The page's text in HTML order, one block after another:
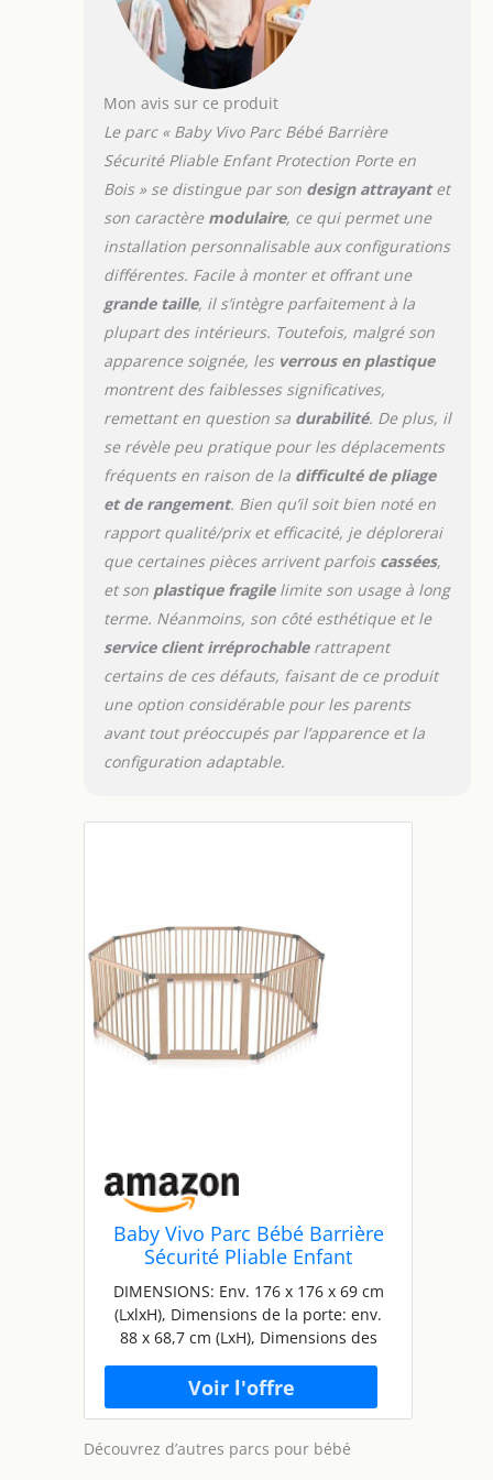
aux enfants à 3 années, ne laissez
jamais votre enfant sans surveillance
dans le parc!
Mon avis sur ce produit
Le parc « Baby Vivo Parc Bébé Barrière
Sécurité Pliable Enfant Protection Porte en
Bois » se distingue par son design attrayantet
son caractère modulaire, ce qui permet une
installation personnalisable aux configurations
différentes. Facile à monter et offrant une
grande taille, il s’intègre parfaitement à la
plupart des intérieurs. Toutefois, malgré son
apparence soignée, les verrous en plastique
montrent des faiblesses significatives,
remettant en question sa durabilité. De plus, il
se révèle peu pratique pour les déplacements
fréquents en raison de la difficulté de pliage
et de rangement. Bien qu’il soit bien noté en
rapport qualité/prix et efficacité, je déplorerai
que certaines pièces arrivent parfois cassées,
et son plastique fragilelimite son usage à long
terme. Néanmoins, son côté esthétique et le
service client irréprochablerattrapent
certains de ces défauts, faisant de ce produit
une option considérable pour les parents
avant tout préoccupés par l’apparence et la
configuration adaptable.
Baby Vivo Parc Bébé Barrière
Sécurité Pliable Enfant
Protection Porte en Bois -
réglable individuellement- 8
Éléments PREMIUM
DIMENSIONS: Env. 176 x 176 x 69 cm
(LxlxH), Dimensions de la porte: env.
88 x 68,7 cm (LxH), Dimensions des
éléments latéraux: env. 88 x 68,7 cm
(LxH), surface: environ 3,03 m²
SÉCURITÉ: Les emboîtements spéciaux
autour du parc, offrent une sécurité
Découvrez d’autres parcs pour bébé